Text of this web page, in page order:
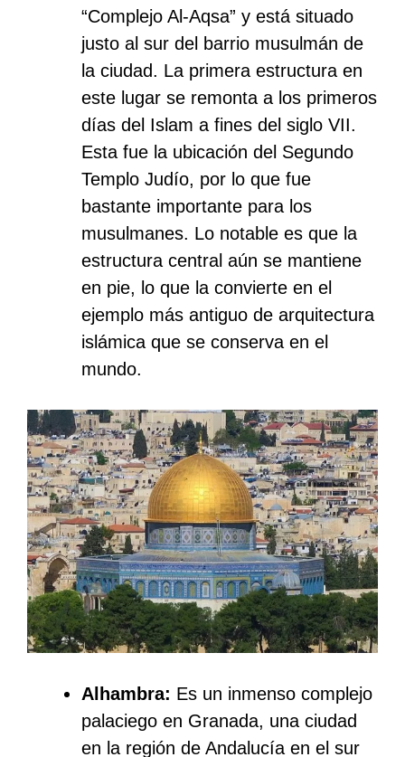
“Complejo Al-Aqsa” y está situado
justo al sur del barrio musulmán de
la ciudad. La primera estructura en
este lugar se remonta a los primeros
días del Islam a fines del siglo VII.
Esta fue la ubicación del Segundo
Templo Judío, por lo que fue
bastante importante para los
musulmanes. Lo notable es que la
estructura central aún se mantiene
en pie, lo que la convierte en el
ejemplo más antiguo de arquitectura
islámica que se conserva en el
mundo.
Alhambra: Es un inmenso complejo
palaciego en Granada, una ciudad
en la región de Andalucía en el sur